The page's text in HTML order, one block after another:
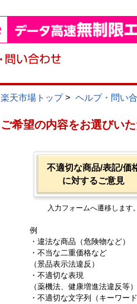
楽天市場トップ> ヘルプ・問い
ご希望の内容をお選びい
不適切な商品/表記/価
に対するご意見
入力フォームへ遷移します。
例
・違法な商品（危険物など）
・不当な二重価格など
（景品表示法違反）
・不適切な表現
（薬機法、健康増進法違反等）
・不適切な文字列（キーワード